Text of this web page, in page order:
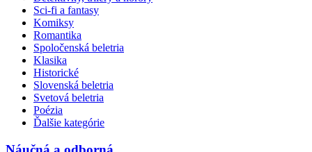
Sci-fi a fantasy
Komiksy
Romantika
Spoločenská beletria
Klasika
Historické
Slovenská beletria
Svetová beletria
Poézia
Ďalšie kategórie